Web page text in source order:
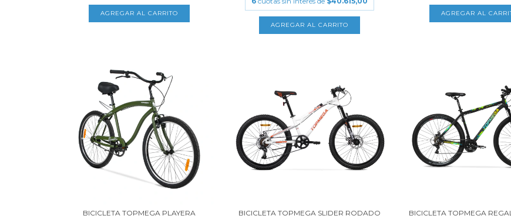
BICICLETA TOPMEGA PLAYERA
BICICLETA TOPMEGA SLIDER RODADO
BICICLETA TOPMEGA